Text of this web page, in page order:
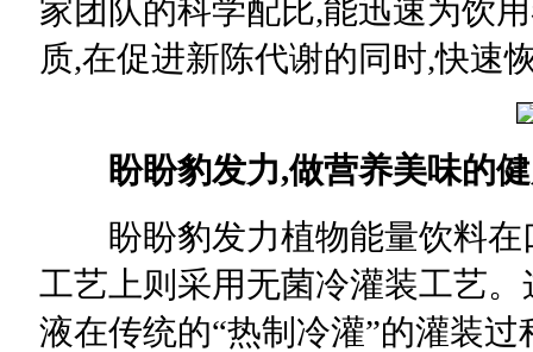
家团队的科学配比,能迅速为饮
质,在促进新陈代谢的同时,快速
盼盼豹发力,做营养美味的
盼盼豹发力植物能量饮料在
工艺上则采用无菌冷灌装工艺
液在传统的“热制冷灌”的灌装